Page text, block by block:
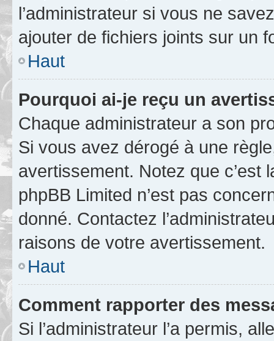
l’administrateur si vous ne
ajouter de fichiers joints sur un
Haut
Pourquoi ai-je reçu un
Chaque administrateur a son
Si vous avez dérogé à une
avertissement. Notez que c’est
phpBB Limited n’est pas
donné. Contactez
raisons de votre avertissement.
Haut
Comment rapporter des
Si l’administrateur l’a permis,